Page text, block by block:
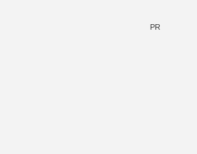
PR